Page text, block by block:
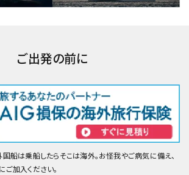
ご出発の前に
船は乗船したらそこは海外。お怪我やご病気に備え、
加入ください。